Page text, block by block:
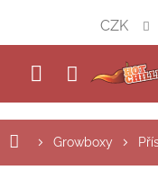
obsah
CZK
Growboxy